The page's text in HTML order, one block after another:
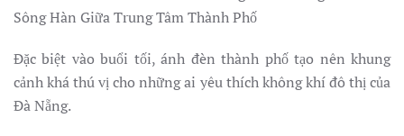
Đặc biệt vào buổi tối, ánh đèn thành phố tạo nên khung
cảnh khá thú vị cho những ai yêu thích không khí đô thị của
Đà Nẵng.